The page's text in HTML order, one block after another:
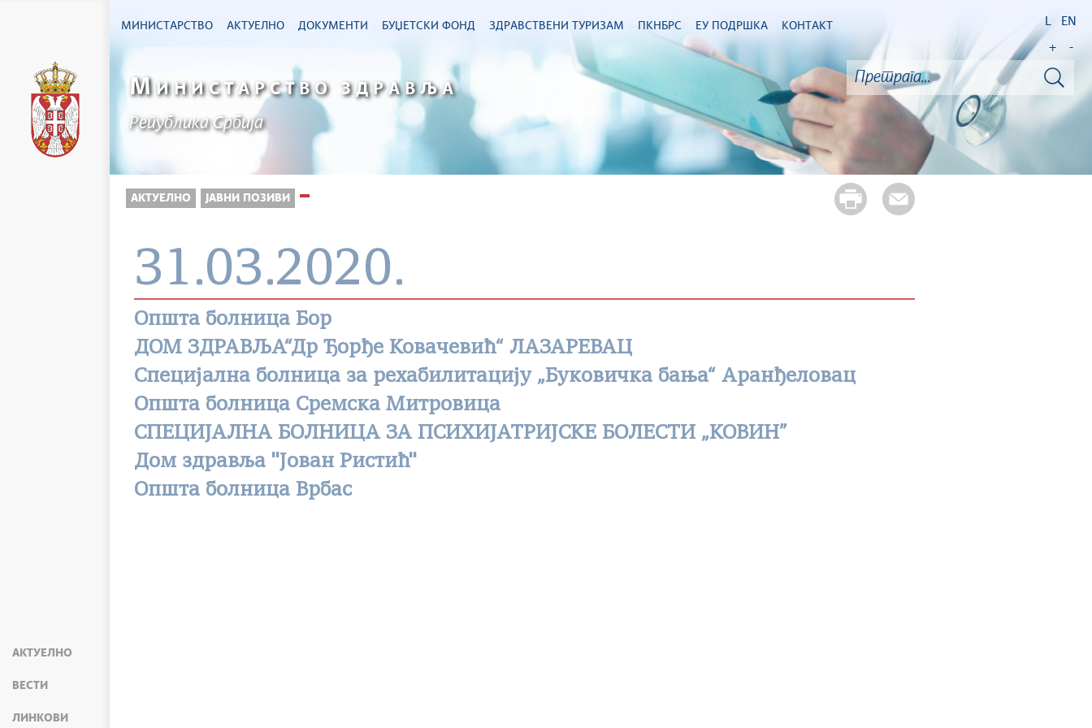
АКТУЕЛНО
ВЕСТИ
ЛИНКОВИ
МИНИСТАРСТВО АКТУЕЛНО ДОКУМЕНТИ БУЏЕТСКИ ФОНД ЗДРАВСТВЕНИ ТУРИЗАМ ПКНБРС ЕУ ПОДРШКА КОНТАКТ L EN
+ -
М ИНИСТАРСТВО ЗДРАВЉА
Република Србија
АКТУЕЛНО ЈАВНИ ПОЗИВИ
31.03.2020.
Општа болница Бор
ДОМ ЗДРАВЉА“Др Ђорђе Ковачевић“ ЛАЗАРЕВАЦ
Специјална болница за рехабилитацију „Буковичка бања“ Аранђеловац
Општa болницa Сремска Митровица
СПЕЦИЈАЛНА БОЛНИЦА ЗА ПСИХИЈАТРИЈСКЕ БОЛЕСТИ „КОВИН”
Дом здравља ''Јован Ристић''
Општа болница Врбас